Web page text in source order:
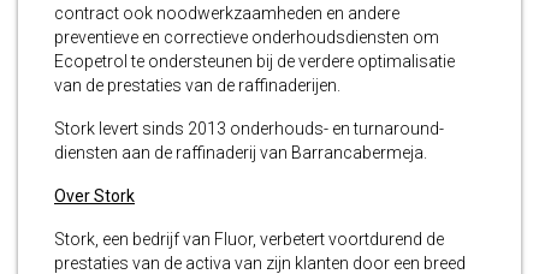
contract ook noodwerkzaamheden en andere
preventieve en correctieve onderhoudsdiensten om
Ecopetrol te ondersteunen bij de verdere optimalisatie
van de prestaties van de raffinaderijen.
Stork levert sinds 2013 onderhouds- en turnaround-
diensten aan de raffinaderij van Barrancabermeja.
Over Stork
Stork, een bedrijf van Fluor, verbetert voortdurend de
prestaties van de activa van zijn klanten door een breed